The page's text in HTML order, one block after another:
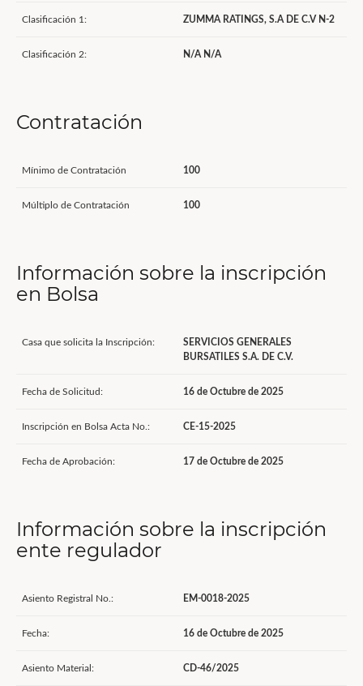
Clasificación 1: ZUMMA RATINGS, S.A DE C.V N-2
Clasificación 2: N/A N/A
Contratación
Mínimo de Contratación 100
Múltiplo de Contratación 100
Información sobre la inscripción
en Bolsa
Casa que solicita la Inscripción:
SERVICIOS GENERALES
BURSATILES S.A. DE C.V.
Fecha de Solicitud: 16 de Octubre de 2025
Inscripción en Bolsa Acta No.: CE-15-2025
Fecha de Aprobación: 17 de Octubre de 2025
Información sobre la inscripción
ente regulador
Asiento Registral No.: EM-0018-2025
Fecha: 16 de Octubre de 2025
Asiento Material: CD-46/2025